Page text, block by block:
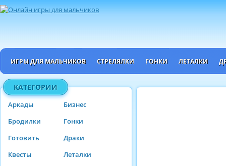
ИГРЫ ДЛЯ МАЛЬЧИКОВ СТРЕЛЯЛКИ ГОНКИ ЛЕТАЛКИ
КАТЕГОРИИ
Аркады
Бизнес
Бродилки
Гонки
Готовить
Драки
Квесты
Леталки